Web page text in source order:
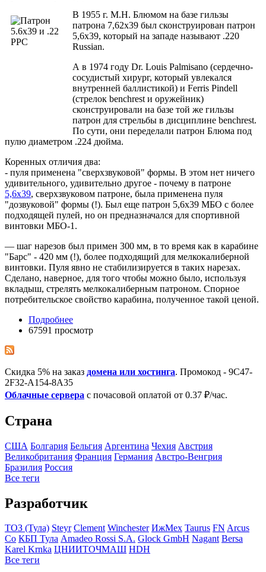
В 1955 г. М.Н. Блюмом на базе гильзы
патрона 7,62x39 был сконструирован патрон
5,6x39, который на западе называют .220
Russian.
А в 1974 году Dr. Louis Palmisano (сердечно-
сосудистый хирург, который увлекался
внутренней баллистикой) и Ferris Pindell
(стрелок benchrest и оружейник)
сконструировали на базе той же гильзы
патрон для стрельбы в дисциплине benchrest.
По сути, они переделали патрон Блюма под
пулю диаметром .224 дюйма.
Коренных отличия два:
- пуля применена "сверхзвуковой" формы. В этом нет ничего
удивительного, удивительно другое - почему в патроне
5,6х39, сверхзвуковом патроне, была применена пуля
"дозвуковой" формы (!). Был еще патрон 5,6х39 МБО с более
подходящей пулей, но он предназначался для спортивной
винтовки МБО-1.
— шаг нарезов был примен 300 мм, в то время как в карабине
"Барс" - 420 мм (!), более подходящий для мелкокалиберной
винтовки. Пуля явно не стабилизируется в таких нарезах.
Сделано, наверное, для того чтобы можно было, используя
вкладыш, стрелять мелкокалиберным патроном. Спорное
потребительское свойство карабина, полученное такой ценой.
Подробнее
67591 просмотр
Скидка 5% на заказ домена или хостинга. Промокод - 9C47-
2F32-A154-8A35
Облачные сервера с почасовой оплатой от 0.37 ₽/час.
Страна
США Болгария Бельгия Аргентина Чехия Австрия
Великобритания Франция Германия Австро-Венгрия
Бразилия Росcия
Все теги
Разработчик
ТОЗ (Тула) Steyr Clement Winchester ИжМех Taurus FN Arcus
Co КБП Тула Amadeo Rossi S.A. Glock GmbH Nagant Bersa
Karel Krnka ЦНИИТОЧМАШ HDH
Все теги